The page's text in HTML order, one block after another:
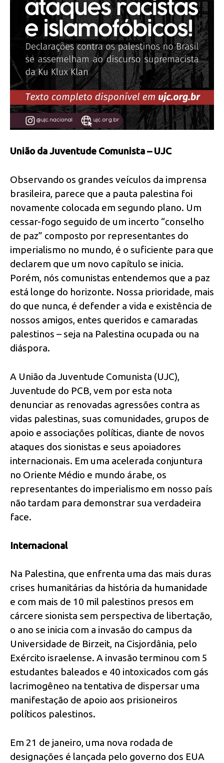
União da Juventude Comunista – UJC
Observando os grandes veículos da imprensa
brasileira, parece que a pauta palestina foi
novamente colocada em segundo plano. Um
cessar-fogo seguido de um incerto “conselho
de paz” composto por representantes do
imperialismo no mundo, é o suficiente para que
declarem que um novo capítulo se inicia.
Porém, nós comunistas entendemos que a paz
está longe do horizonte. Nossa prioridade, mais
do que nunca, é defender a vida e existência de
nossos amigos, entes queridos e camaradas
palestinos – seja na Palestina ocupada ou na
diáspora.
A União da Juventude Comunista (UJC),
Juventude do PCB, vem por esta nota
denunciar as renovadas agressões contra as
vidas palestinas, suas comunidades, grupos de
apoio e associações políticas, diante de novos
ataques dos sionistas e seus apoiadores
internacionais. Em uma acelerada conjuntura
no Oriente Médio e mundo árabe, os
representantes do imperialismo em nosso país
não tardam para demonstrar sua verdadeira
face.
Internacional
Na Palestina, que enfrenta uma das mais duras
crises humanitárias da história da humanidade
e com mais de 10 mil palestinos presos em
cárcere sionista sem perspectiva de libertação,
o ano se inicia com a invasão do campus da
Universidade de Birzeit, na Cisjordânia, pelo
Exército israelense. A invasão terminou com 5
estudantes baleados e 40 intoxicados com gás
lacrimogêneo na tentativa de dispersar uma
manifestação de apoio aos prisioneiros
políticos palestinos.
Em 21 de janeiro, uma nova rodada de
designações é lançada pelo governo dos EUA